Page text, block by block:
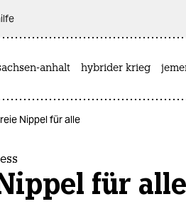
anhalt hybrider krieg
Nippel für alle
für alle